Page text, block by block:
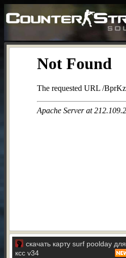
скачать карту surf poolday для
ксс v34